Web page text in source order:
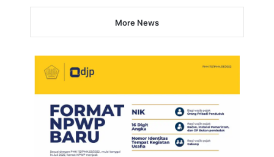
More News